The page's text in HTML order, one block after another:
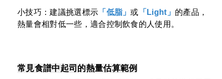
小技巧：建議挑選標示 「低脂」或 「Light」 的產品，
熱量會相對低一些，適合控制飲食的人使用。
常見食譜中起司的熱量估算範例